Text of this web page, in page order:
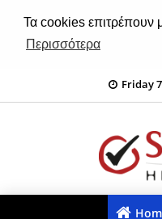
Τα cookies επιτρέπουν
Περισσότερα
Friday